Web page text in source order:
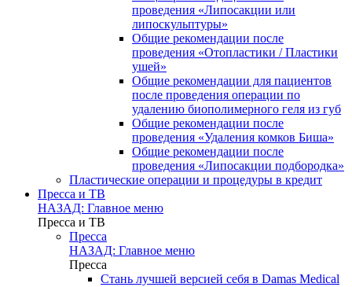
проведения «Липосакции или
липоскульптуры»
Общие рекомендации после
проведения «Отопластики / Пластики
ушей»
Общие рекомендации для пациентов
после проведения операции по
удалению биополимерного геля из губ
Общие рекомендации после
проведения «Удаления комков Биша»
Общие рекомендации после
проведения «Липосакции подбородка»
Пластические операции и процедуры в кредит
Пресса и ТВ
НАЗАД: Главное меню
Пресса и ТВ
Пресса
НАЗАД: Главное меню
Пресса
Стань лучшей версией себя в Damas Medical